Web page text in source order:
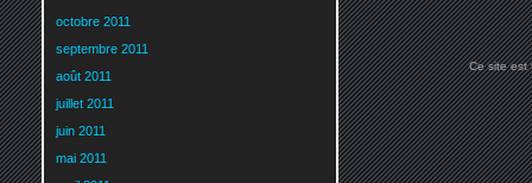
octobre 2011
septembre 2011
août 2011
juillet 2011
juin 2011
mai 2011
Ce site est